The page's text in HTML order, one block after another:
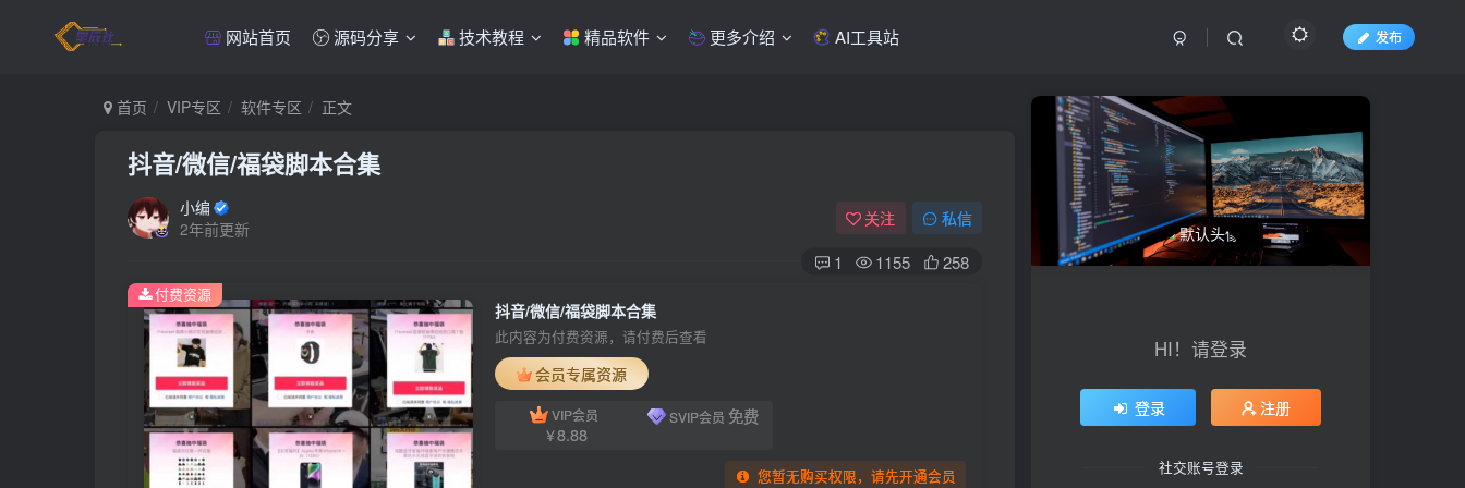
网站首页 源码分享 技术教程 精品软件 更多介绍 AI工具站 发布
首页 VIP专区 软件专区 正文
抖音/微信/福袋脚本合集
小编
2年前更新
关注 私信
1 1155 258
抖音/微信/福袋脚本合集
此内容为付费资源，请付费后查看
会员专属资源
VIP会员
￥8.88
SVIP会员 免费
您暂无购买权限，请先开通会员
付费资源
HI！请登录
登录 注册
社交账号登录